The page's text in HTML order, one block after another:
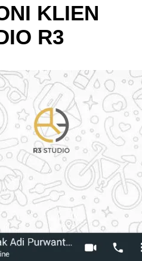
KLIEN
R3